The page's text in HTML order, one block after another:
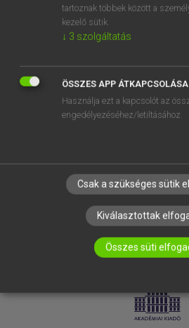
VÁLLALATI
RÓLUNK
ELÉRHETŐSÉG
SÜTI
LICENCSZERZŐDÉS
tartoznak többek között a
kezelő sütik.
↓ 3 szolgáltatás
ÖSSZES APP ÁTKAPCSOLÁSA
Használja ezt a kapcsolót az
engedélyezéséhez/letiltásához.
Csak a szükséges sütik
Kiválasztottak
Összes süti